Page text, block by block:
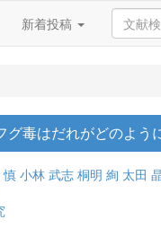
新着投稿
毒はだれがどのよう
慎 小林 武志 桐明 絢 太田